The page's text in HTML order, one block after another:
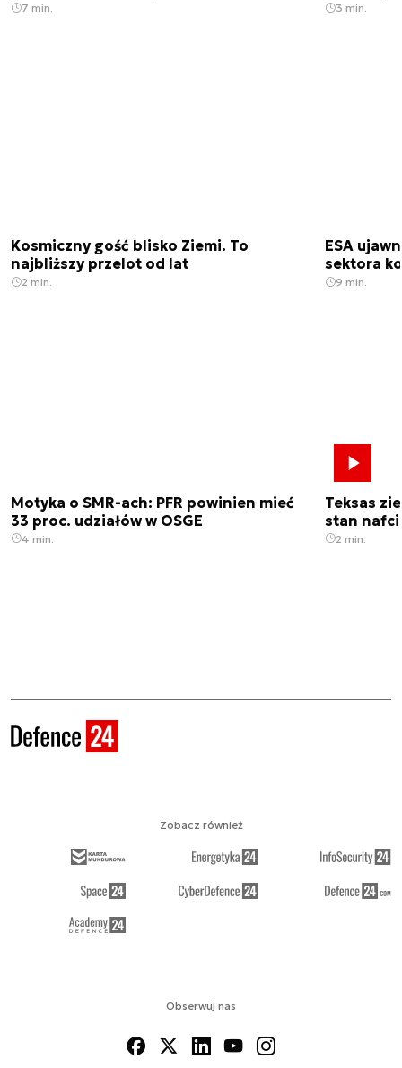
7 min. 3 min.
Kosmiczny gość blisko Ziemi. To
najbliższy przelot od lat
2 min.
ESA
sektora
9 min.
Motyka o SMR-ach: PFR powinien mieć
33 proc. udziałów w OSGE
4 min.
Teksas
stan
2 min.
Obserwuj nas
Zobacz również